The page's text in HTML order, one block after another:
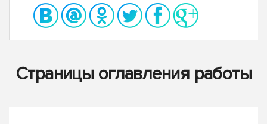
Страницы оглавления работы